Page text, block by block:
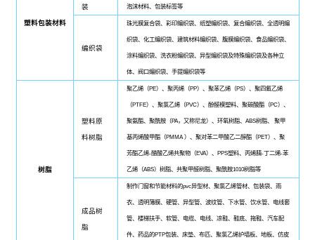
塑料包装材料
装 泡沫材料、包装标签等
编织袋
珠光膜复合袋、彩印编织袋、纸塑编织袋、复合编织袋、全透明编
织袋、化工编织袋、建筑材料编织袋、腹膜编织袋、食品编织袋、
涂料编织袋、洗衣粉编织袋、异型编织袋及特殊编织袋及各种立
体、阀口编织袋、手提编织袋等
树脂
塑料原
料树脂
聚乙烯（PE）、聚丙烯（PP）、聚苯乙烯（PS）、聚四氟乙烯
（PTFE）、聚氯乙烯（PVC）、酚醛模塑料、聚碳酸酯（PC）、
聚氨酯、聚酰胺（PA，又称尼龙）、环氧树脂、ABS树脂、 聚甲
基丙烯酸甲酯（PMMA ）、聚对苯二甲酸乙二醇酯（PET）、聚
芳酯乙烯-醋酸乙烯共聚物（EVA）、PPS塑料、丙烯腈-丁二烯-苯
乙烯（ABS）树脂、共聚甲醛树脂、聚酰胺1010树脂等
成品树
脂
制作门窗和节能材料的pvc异型材、聚氯乙烯管材、包装袋、雨
衣、透明薄膜、硬管、异型管、波纹管、下水管、饮水管、电线套
管、楼梯扶手、软管、电缆、电线、凉鞋、鞋底、拖鞋、汽车配
件、药品的PTP包装、床垫、布匹、聚氯乙烯护墙板、地板、仿皮